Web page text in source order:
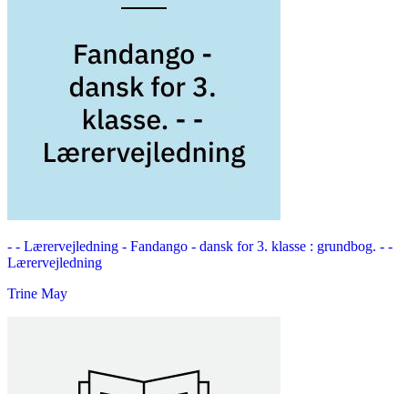
- - Lærervejledning - Fandango - dansk for 3. klasse : grundbog. - -
Lærervejledning
Trine May